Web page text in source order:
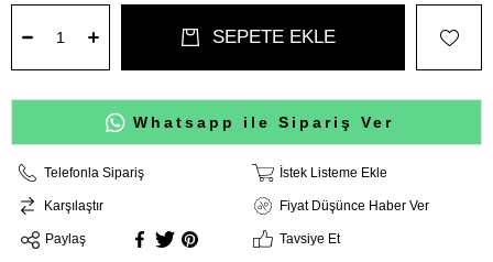
Whatsapp ile Sipariş Ver
Telefonla Sipariş İstek Listeme Ekle
Karşılaştır Fiyat Düşünce Haber Ver
Paylaş Tavsiye Et